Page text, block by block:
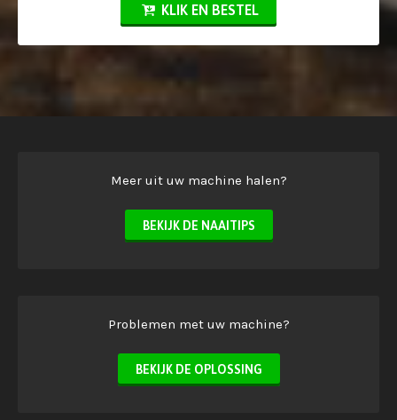
KLIK EN BESTEL
Meer uit uw machine halen?
BEKIJK DE NAAITIPS
Problemen met uw machine?
BEKIJK DE OPLOSSING